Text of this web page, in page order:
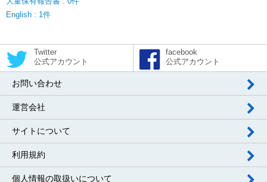
English : 1件
Twitter
公式アカウント
facebook
公式アカウント
お問い合わせ
運営会社
サイトについて
利用規約
個人情報の取扱いについて